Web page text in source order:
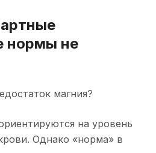
нормы не
магния?
на уровень
Однако «норма» в